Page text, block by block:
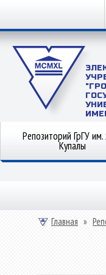
Репозиторий ГрГУ им.
Купалы
Главная »